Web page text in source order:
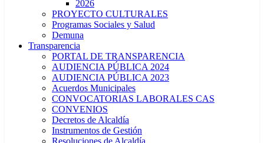
2026
PROYECTO CULTURALES
Programas Sociales y Salud
Demuna
Transparencia
PORTAL DE TRANSPARENCIA
AUDIENCIA PÚBLICA 2024
AUDIENCIA PÚBLICA 2023
Acuerdos Municipales
CONVOCATORIAS LABORALES CAS
CONVENIOS
Decretos de Alcaldía
Instrumentos de Gestión
Resoluciones de Alcaldía